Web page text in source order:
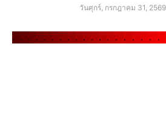
วันศุกร์, กรกฎาคม 31, 2569
. . . . . . . . . . . . . . . . . . .